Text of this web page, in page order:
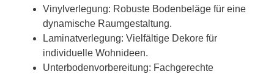
Vinylverlegung: Robuste Bodenbeläge für eine
dynamische Raumgestaltung.
Laminatverlegung: Vielfältige Dekore für
individuelle Wohnideen.
Unterbodenvorbereitung: Fachgerechte